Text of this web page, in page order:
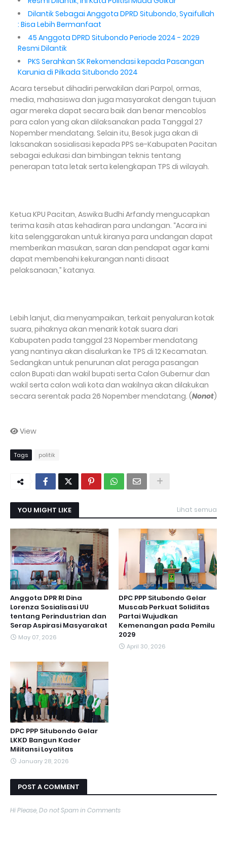
Dilantik Sebagai Anggota DPRD Situbondo, Syaifullah
: Bisa Lebih Bermanfaat
45 Anggota DPRD Situbondo Periode 2024 - 2029
Resmi Dilantik
PKS Serahkan SK Rekomendasi kepada Pasangan
Karunia di Pilkada Situbondo 2024
Acara tersebut dihadiri perwakilan dari Parpol, ormas,
media, mahasiswa dan juga masyarakat dengan tujuan
agar mereka dapat secara baik dan benar mencoblos
para calon yang akan dilaksanakan pada Tanggal 27
Nopember mendatang. Selain itu, Besok juga akan di
laksanakan sosialisasi kepada PPS se-Kabupaten Pacitan
sebagai edukasi dan bimbingan teknis tentang
penerapan tata letak serta kelengkapan TPS di wilayah.
Ketua KPU Pacitan, Aswika Budhi Arfandy mengucapkan
terima kasih atas kehadiran para undangan. “Acara ini
kita selenggarakan untuk kiranya para undangan dapat
memberikan masukan, saran dan pendapat agar kami
dapat membenahi kekurangan nanti disaat
pelaksanaan,” katanya.
Lebih lanjut, dia menyampaikan, terkait penyaluran kotak
suara, pihaknya akan menarik kotak suara dari
Kabupaten pada tanggal 23 Nopember mendatang
yang nantinya akan disalurkan ke TPS di 12 Kecamatan.
Sedangkan untuk penurunan alat peraga pasangan
calon Bupati dan wakil bupati serta Calon Gubernur dan
wakil serta calon wali kota dan wakilnya akan dilakukan
secara serentak pada 26 Nopember mendatang. (Nonot)
View
Tags politik
YOU MIGHT LIKE Lihat semua
Anggota DPR RI Dina
Lorenza Sosialisasi UU
tentang Perindustrian dan
Serap Aspirasi Masyarakat
May 07, 2026
DPC PPP Situbondo Gelar
Muscab Perkuat Soliditas
Partai Wujudkan
Kemenangan pada Pemilu
2029
April 30, 2026
DPC PPP Situbondo Gelar
LKKD Bangun Kader
Militansi Loyalitas
January 28, 2026
POST A COMMENT
Hi Please, Do not Spam in Comments